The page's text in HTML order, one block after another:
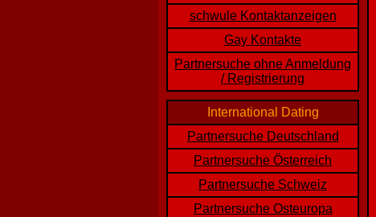
schwule Kontaktanzeigen
Gay Kontakte
Partnersuche ohne Anmeldung
/ Registrierung
International Dating
Partnersuche Deutschland
Partnersuche Österreich
Partnersuche Schweiz
Partnersuche Osteuropa